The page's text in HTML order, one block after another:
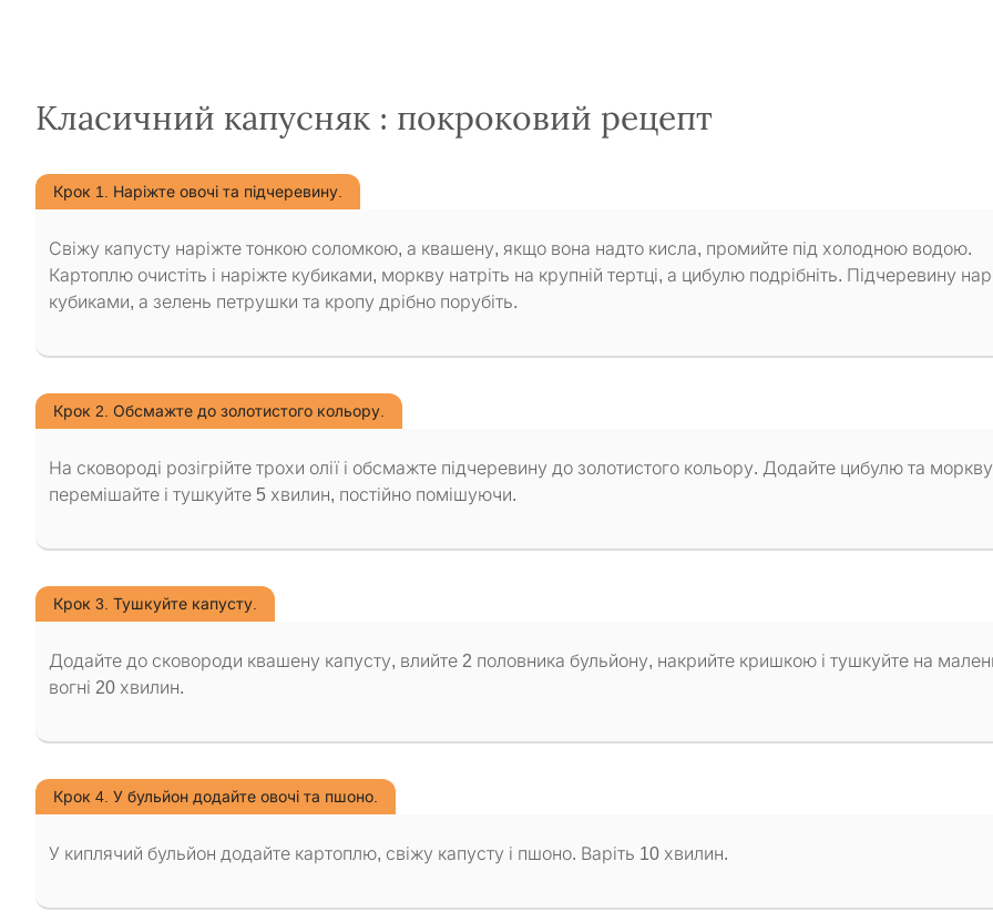
Класичний капусняк : покроковий рецепт
Крок 1. Наріжте овочі та підчеревину.
Свіжу капусту наріжте тонкою соломкою, а квашену, якщо вона надто кисла, промийте під холодною водою.
Картоплю очистіть і наріжте кубиками, моркву натріть на крупній тертці, а цибулю подрібніть. Підчеревину
кубиками, а зелень петрушки та кропу дрібно порубіть.
Крок 2. Обсмажте до золотистого кольору.
На сковороді розігрійте трохи олії і обсмажте підчеревину до золотистого кольору. Додайте цибулю та
перемішайте і тушкуйте 5 хвилин, постійно помішуючи.
Крок 3. Тушкуйте капусту.
Додайте до сковороди квашену капусту, влийте 2 половника бульйону, накрийте кришкою і тушкуйте на
вогні 20 хвилин.
Крок 4. У бульйон додайте овочі та пшоно.
У киплячий бульйон додайте картоплю, свіжу капусту і пшоно. Варіть 10 хвилин.